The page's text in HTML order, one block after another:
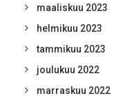
maaliskuu 2023
helmikuu 2023
tammikuu 2023
joulukuu 2022
marraskuu 2022